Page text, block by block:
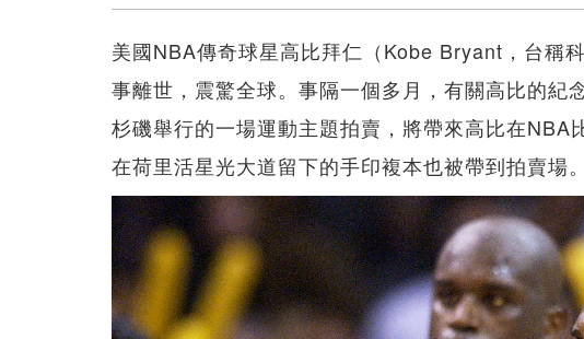
美國NBA傳奇球星高比拜仁（Kobe Bryant，台稱
事離世，震驚全球。事隔一個多月，有關高比的紀
杉磯舉行的一場運動主題拍賣，將帶來高比在NBA
在荷里活星光大道留下的手印複本也被帶到拍賣場。